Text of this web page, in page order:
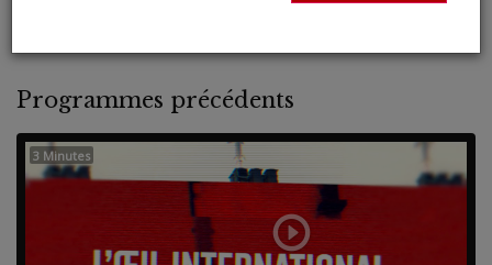
Programmes précédents
3 Minutes